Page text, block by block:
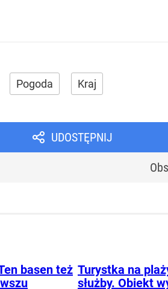
Pogoda Kraj
UDOSTĘPNIJ
basen też Turystka na
służby. Obiekt